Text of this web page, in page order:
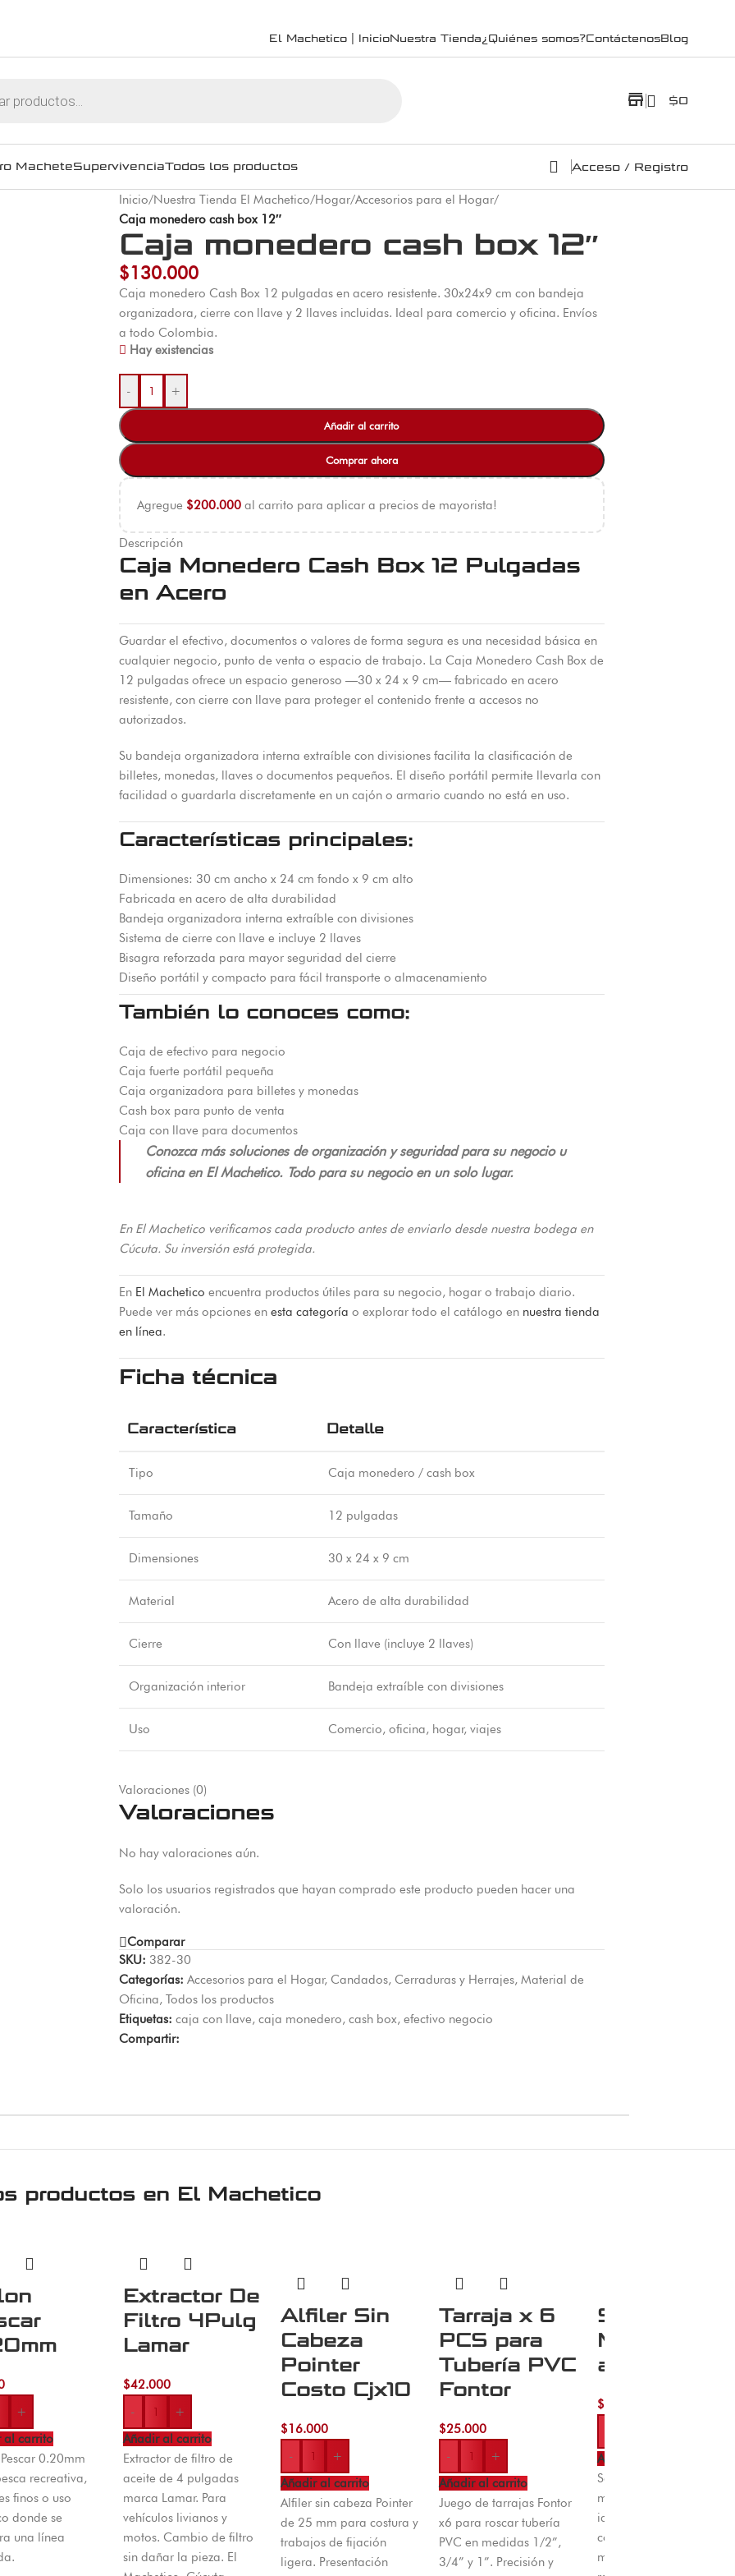
El Machetico | InicioNuestra Tienda¿Quiénes somos?ContáctenosBlog
store $0
MacheteSupervivenciaTodos los productos Acceso / Registro
Inicio/Nuestra Tienda El Machetico/Hogar/Accesorios para el Hogar/
Caja monedero cash box 12″
Caja monedero cash box 12″
$130.000
Caja monedero Cash Box 12 pulgadas en acero resistente. 30x24x9 cm con bandeja
organizadora, cierre con llave y 2 llaves incluidas. Ideal para comercio y oficina. Envíos
a todo Colombia.
Hay existencias
- +
Añadir al carrito
Comprar ahora
Agregue $200.000al carrito para aplicar a precios de mayorista!
Descripción
Caja Monedero Cash Box 12 Pulgadas
en Acero
Guardar el efectivo, documentos o valores de forma segura es una necesidad básica en
cualquier negocio, punto de venta o espacio de trabajo. La Caja Monedero Cash Box de
12 pulgadas ofrece un espacio generoso —30 x 24 x 9 cm— fabricado en acero
resistente, con cierre con llave para proteger el contenido frente a accesos no
autorizados.
Su bandeja organizadora interna extraíble con divisiones facilita la clasificación de
billetes, monedas, llaves o documentos pequeños. El diseño portátil permite llevarla con
facilidad o guardarla discretamente en un cajón o armario cuando no está en uso.
Características principales:
Dimensiones: 30 cm ancho x 24 cm fondo x 9 cm alto
Fabricada en acero de alta durabilidad
Bandeja organizadora interna extraíble con divisiones
Sistema de cierre con llave e incluye 2 llaves
Bisagra reforzada para mayor seguridad del cierre
Diseño portátil y compacto para fácil transporte o almacenamiento
También lo conoces como:
Caja de efectivo para negocio
Caja fuerte portátil pequeña
Caja organizadora para billetes y monedas
Cash box para punto de venta
Caja con llave para documentos
Conozca más soluciones de organización y seguridad para su negocio u
oficina en El Machetico. Todo para su negocio en un solo lugar.
En El Machetico verificamos cada producto antes de enviarlo desde nuestra bodega en
Cúcuta. Su inversión está protegida.
En El Machetico encuentra productos útiles para su negocio, hogar o trabajo diario.
Puede ver más opciones en esta categoría o explorar todo el catálogo en nuestra tienda
en línea.
Ficha técnica
Característica Detalle
Tipo Caja monedero / cash box
Tamaño 12 pulgadas
Dimensiones 30 x 24 x 9 cm
Material Acero de alta durabilidad
Cierre Con llave (incluye 2 llaves)
Organización interior Bandeja extraíble con divisiones
Uso Comercio, oficina, hogar, viajes
Valoraciones (0)
Valoraciones
No hay valoraciones aún.
Solo los usuarios registrados que hayan comprado este producto pueden hacer una
valoración.
Comparar
SKU: 382-30
Categorías: Accesorios para el Hogar, Candados, Cerraduras y Herrajes, Material de
Oficina, Todos los productos
Etiquetas: caja con llave, caja monedero, cash box, efectivo negocio
Compartir:
productos en El Machetico
+
al carrito
0.20mm
recreativa,
finos o uso
donde se
una línea
Extractor De
Filtro 4Pulg
Lamar
$42.000
-
+
Añadir al carrito
Extractor de filtro de
aceite de 4 pulgadas
marca Lamar. Para
vehículos livianos y
motos. Cambio de filtro
sin dañar la pieza. El
Alfiler Sin
Cabeza
Pointer
Costo Cjx10
$16.000
-
+
Añadir al carrito
Alfiler sin cabeza Pointer
de 25 mm para costura y
trabajos de fijación
ligera. Presentación
Tarraja x 6
PCS para
Tubería PVC
Fontor
$25.000
-
+
Añadir al carrito
Juego de tarrajas Fontor
x6 para roscar tubería
PVC en medidas 1/2”,
3/4” y 1”. Precisión y
Sacacorcho
Multifuncion
al Excalibur
$
Añadir al carrito
Sacacorcho
multifuncional Excalibur
ideal para abrir botellas
con corcho y tapas
metálicas en casa,